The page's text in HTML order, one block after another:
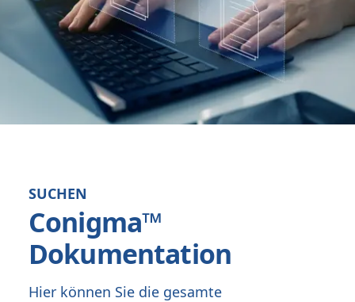
SUCHEN
Conigma™
Dokumentation
Hier können Sie die gesamte